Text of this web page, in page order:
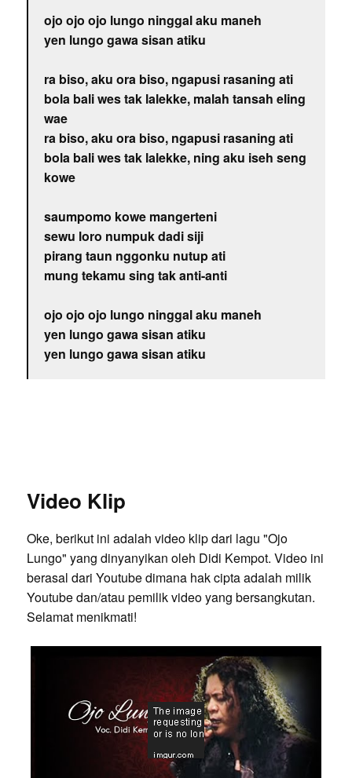
ojo ojo ojo lungo ninggal aku maneh
yen lungo gawa sisan atiku
ra biso, aku ora biso, ngapusi rasaning ati
bola bali wes tak lalekke, malah tansah eling
wae
ra biso, aku ora biso, ngapusi rasaning ati
bola bali wes tak lalekke, ning aku iseh seng
kowe
saumpomo kowe mangerteni
sewu loro numpuk dadi siji
pirang taun nggonku nutup ati
mung tekamu sing tak anti-anti
ojo ojo ojo lungo ninggal aku maneh
yen lungo gawa sisan atiku
yen lungo gawa sisan atiku
Video Klip
Oke, berikut ini adalah video klip dari lagu "Ojo
Lungo" yang dinyanyikan oleh Didi Kempot. Video ini
berasal dari Youtube dimana hak cipta adalah milik
Youtube dan/atau pemilik video yang bersangkutan.
Selamat menikmati!